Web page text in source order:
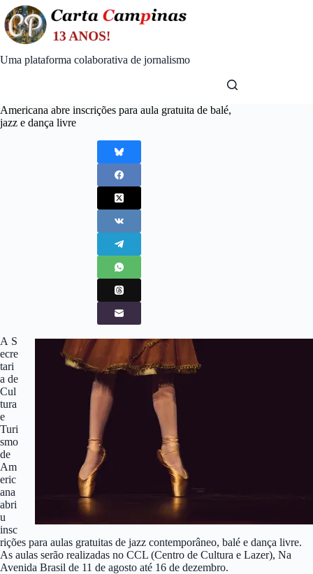
Skip
to
content
Uma plataforma colaborativa de jornalismo
Americana abre inscrições para aula gratuita de balé,
jazz e dança livre
A S
ecre
tari
a de
Cul
tura
e
Turi
smo
de
Am
eric
ana
abri
u
insc
rições para aulas gratuitas de jazz contemporâneo, balé e dança livre.
As aulas serão realizadas no CCL (Centro de Cultura e Lazer), Na
Avenida Brasil de 11 de agosto até 16 de dezembro.